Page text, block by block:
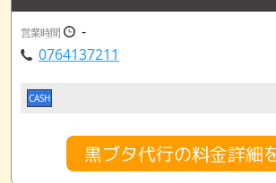
営業時間
-
0764137211
CASH
黒ブタ代行の料金詳細